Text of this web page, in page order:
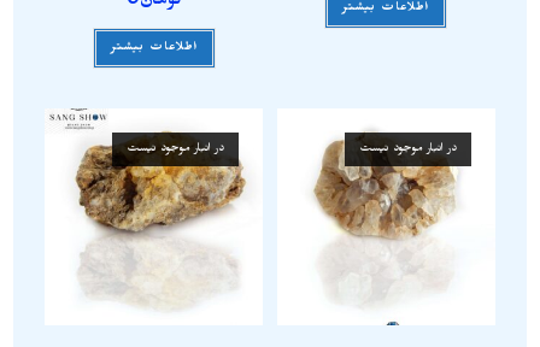
اطلاعات بیشتر
اطلاعات بیشتر
در انبار موجود نیست در انبار موجود نیست